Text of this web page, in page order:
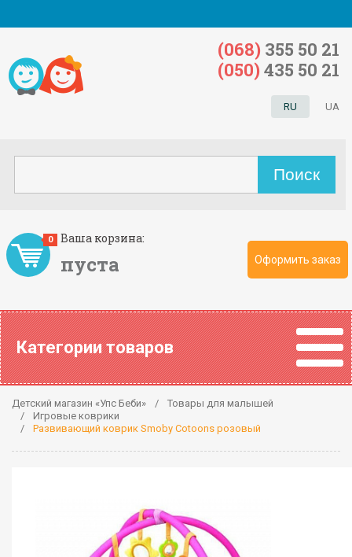
Ваша корзина:
пуста
0
Оформить заказ
RU UA
(068) 355 50 21
(050) 435 50 21
Категории товаров
Детский магазин «Упс Беби»
Товары для малышей
Игровые коврики
Развивающий коврик Smoby Cotoons розовый